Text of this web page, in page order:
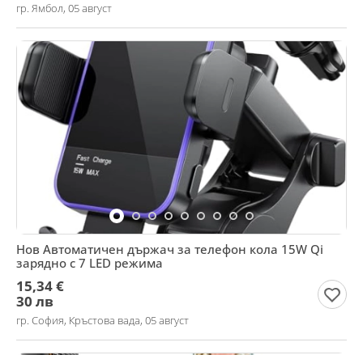
гр. Ямбол, 05 август
Нов Автоматичен държач за телефон кола 15W Qi
зарядно с 7 LED режима
15,34 €
30 лв
гр. София, Кръстова вада, 05 август